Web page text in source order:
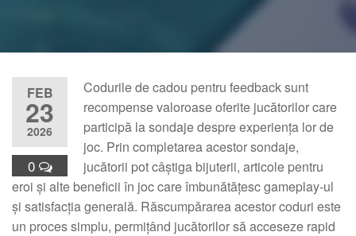
FEB
23
2026
0
Codurile de cadou pentru feedback sunt
recompense valoroase oferite jucătorilor care
participă la sondaje despre experiența lor de
joc. Prin completarea acestor sondaje,
jucătorii pot câștiga bijuterii, articole pentru
eroi și alte beneficii în joc care îmbunătățesc gameplay-ul
și satisfacția generală. Răscumpărarea acestor coduri este
un proces simplu, permițând jucătorilor să acceseze rapid